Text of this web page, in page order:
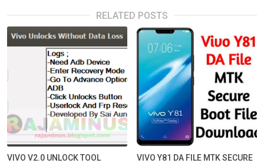
RELATED POSTS
VIVO V2.0 UNLOCK TOOL
VIVO Y81 DA FILE MTK SECURE